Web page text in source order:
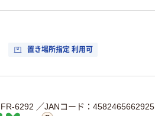
置き場所指定 利用可
6292 ／JANコード：4582465662925